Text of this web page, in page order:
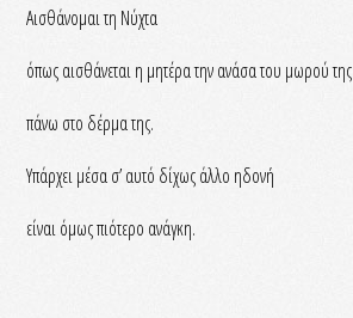
Αισθάνομαι τη Νύχτα
όπως αισθάνεται η μητέρα την ανάσα του μωρού της
πάνω στο δέρμα της.
Υπάρχει μέσα σ’ αυτό δίχως άλλο ηδονή
είναι όμως πιότερο ανάγκη.